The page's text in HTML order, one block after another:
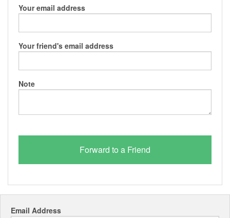
Your email address
Your friend's email address
Note
Email Address